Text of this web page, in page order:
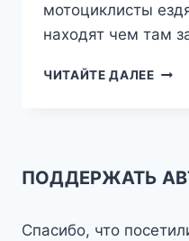
мотоциклисты
находят чем там
ЧИТАЙТЕ ДАЛЕЕ
ПОДДЕРЖАТЬ
Спасибо, что